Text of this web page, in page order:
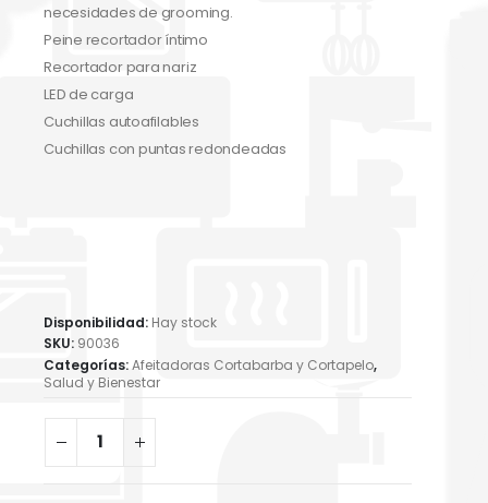
necesidades de grooming.
Peine recortador íntimo
Recortador para nariz
LED de carga
Cuchillas autoafilables
Cuchillas con puntas redondeadas
Disponibilidad: Hay stock
SKU: 90036
Categorías:Afeitadoras Cortabarba y Cortapelo,
Salud y Bienestar